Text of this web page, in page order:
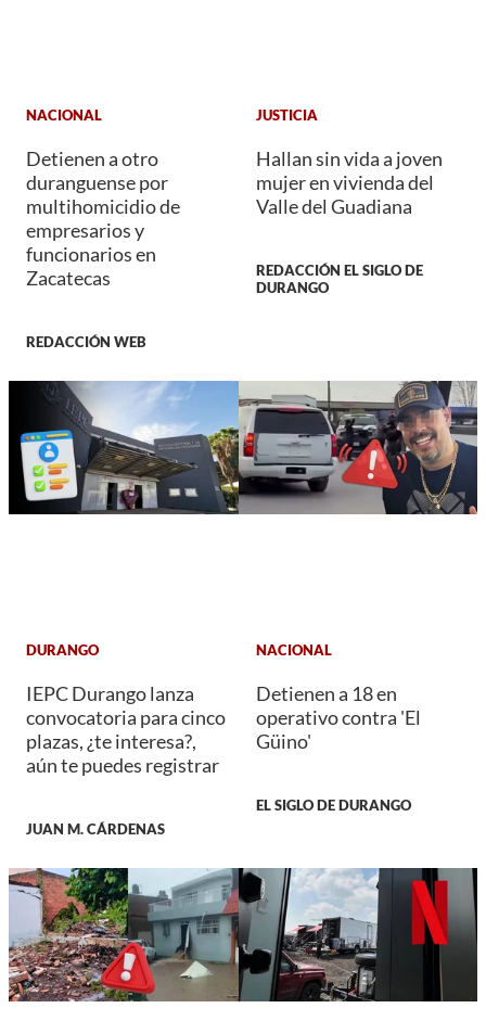
NACIONAL
Detienen a otro
duranguense por
multihomicidio de
empresarios y
funcionarios en
Zacatecas
REDACCIÓN WEB
JUSTICIA
Hallan sin vida a joven
mujer en vivienda del
Valle del Guadiana
REDACCIÓN EL SIGLO DE
DURANGO
DURANGO
IEPC Durango lanza
convocatoria para cinco
plazas, ¿te interesa?,
aún te puedes registrar
JUAN M. CÁRDENAS
NACIONAL
Detienen a 18 en
operativo contra 'El
Güino'
EL SIGLO DE DURANGO